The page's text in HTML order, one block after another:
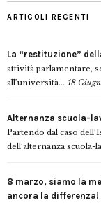
ARTICOLI RECENTI
La “restituzione”
attività parlamentare,
all’università... 18
Alternanza scuola-
Partendo dal caso
dell’alternanza scuola-
8 marzo, siamo la
ancora la differenza!